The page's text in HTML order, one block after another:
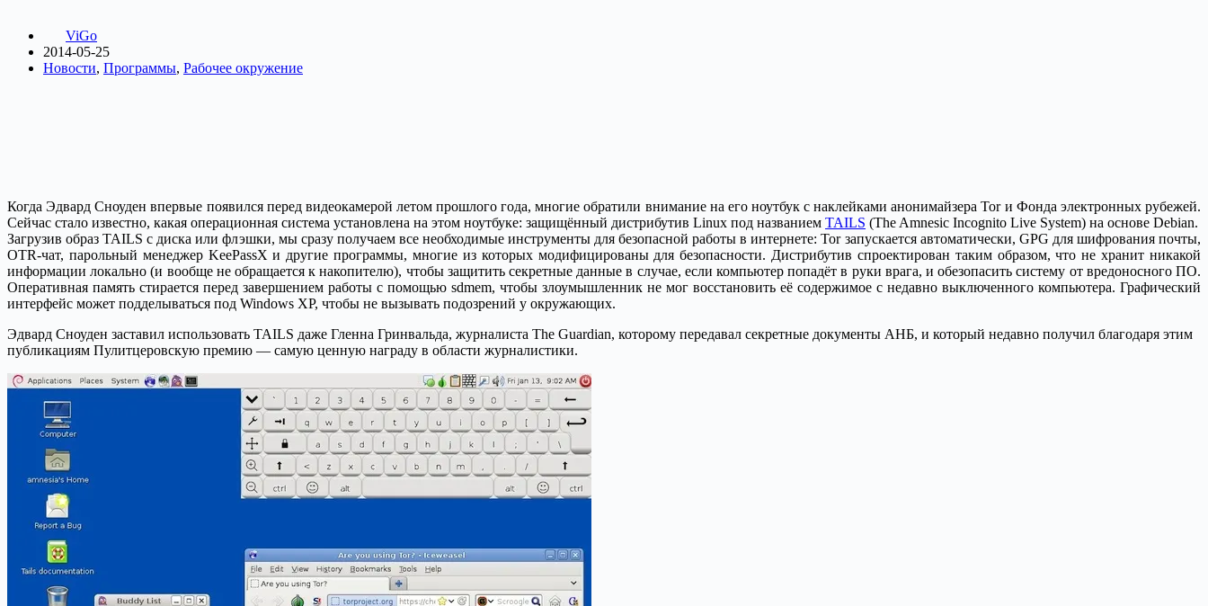
ViGo
2014-05-25
Новости, Программы, Рабочее окружение
Когда Эдвард Сноуден впервые появился перед видеокамерой летом прошлого года, многие обратили внимание на его ноутбук с наклейками анонимайзера Tor и Фонда электронных рубежей.
Сейчас стало известно, какая операционная система установлена на этом ноутбуке: защищённый дистрибутив Linux под названием TAILS (The Amnesic Incognito Live System) на основе Debian.
Загрузив образ TAILS с диска или флэшки, мы сразу получаем все необходимые инструменты для безопасной работы в интернете: Tor запускается автоматически, GPG для шифрования почты,
OTR-чат, парольный менеджер KeePassX и другие программы, многие из которых модифицированы для безопасности. Дистрибутив спроектирован таким образом, что не хранит никакой
информации локально (и вообще не обращается к накопителю), чтобы защитить секретные данные в случае, если компьютер попадёт в руки врага, и обезопасить систему от вредоносного ПО.
Оперативная память стирается перед завершением работы с помощью sdmem, чтобы злоумышленник не мог восстановить её содержимое с недавно выключенного компьютера. Графический
интерфейс может подделываться под Windows XP, чтобы не вызывать подозрений у окружающих.
Эдвард Сноуден заставил использовать TAILS даже Гленна Гринвальда, журналиста The Guardian, которому передавал секретные документы АНБ, и который недавно получил благодаря этим
публикациям Пулитцеровскую премию — самую ценную награду в области журналистики.